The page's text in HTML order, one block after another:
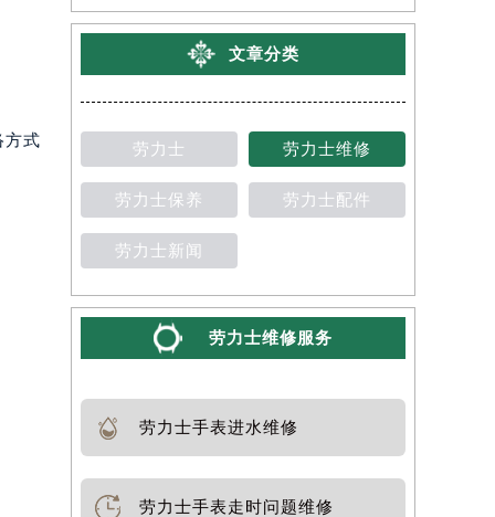
方式
文章分类
劳力士 劳力士维修
劳力士保养 劳力士配件
劳力士新闻
劳力士维修服务
劳力士手表进水维修
劳力士手表走时问题维修